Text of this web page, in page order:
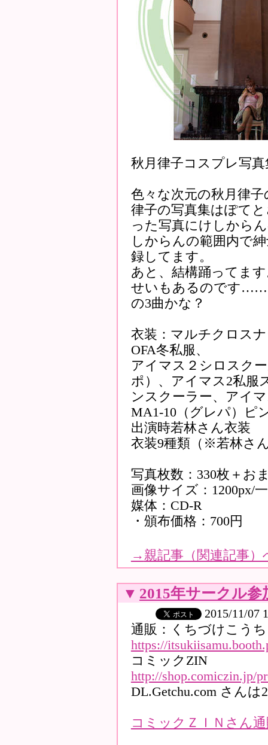
秋月律子コスプレ写真
色々な次元の秋月律
律子の写真集はぽて
った写真にけしから
しからんの範囲内で
録してます。
あと、結構踊ってま
せいもあるのです……
の3曲かな？
衣装：マルチクロス
OFA冬私服、
アイマス２シロスク
ポ）、アイマス2私服
ンスクーラー、アイ
MA1-10（グレパ）ピ
出演時若林さん衣装
衣装9種類（※若林さ
写真枚数：330枚＋お
画像サイズ：1200px/
媒体：CD-R
・頒布価格：700円
→親記事（関連記事）
▼ 2015年サークル参
2015/11/07
通販：くちづけこう
https://
コミックZIN
http://shop.comiczin.jp/
DL.Getchu.com さんは
コミックＺＩＮさん